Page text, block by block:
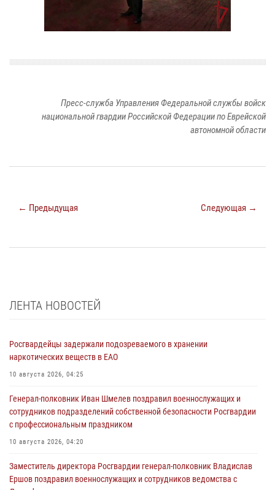
Пресс-служба Управления Федеральной службы войск
национальной гвардии Российской Федерации по Еврейской
автономной области
← Предыдущая Следующая →
ЛЕНТА НОВОСТЕЙ
Росгвардейцы задержали подозреваемого в хранении
наркотических веществ в ЕАО
10 августа 2026, 04:25
Генерал-полковник Иван Шмелев поздравил военнослужащих и
сотрудников подразделений собственной безопасности Росгвардии
с профессиональным праздником
10 августа 2026, 04:20
Заместитель директора Росгвардии генерал-полковник Владислав
Ершов поздравил военнослужащих и сотрудников ведомства с